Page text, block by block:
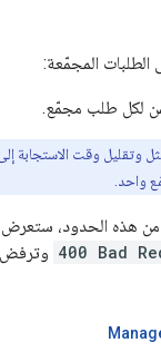
الطلبات المجمّعة:
لكل طلب مجمّع.
وتقليل وقت الاستجابة
من هذه الحدود،
400 Bad وترفض